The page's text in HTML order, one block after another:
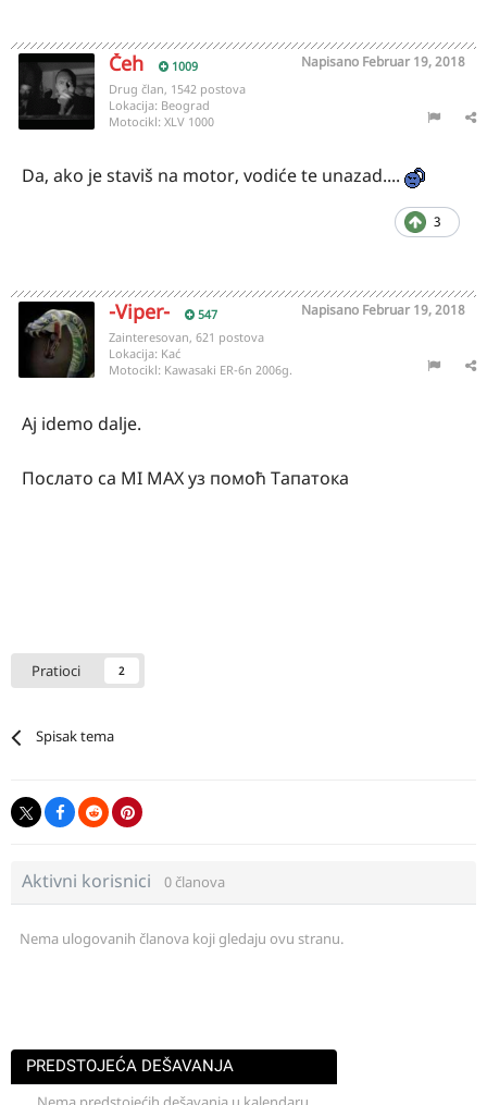
Čeh 1009 Napisano Februar 19, 2018
Drug član, 1542 postova
Lokacija: Beograd
Motocikl: XLV 1000
Da, ako je staviš na motor, vodiće te unazad....
3
-Viper- 547 Napisano Februar 19, 2018
Zainteresovan, 621 postova
Lokacija: Kać
Motocikl: Kawasaki ER-6n 2006g.
Aj idemo dalje.
Послато са MI MAX уз помоћ Тапатока
Pratioci 2
Spisak tema
Aktivni korisnici 0 članova
Nema ulogovanih članova koji gledaju ovu stranu.
PREDSTOJEĆA DEŠAVANJA